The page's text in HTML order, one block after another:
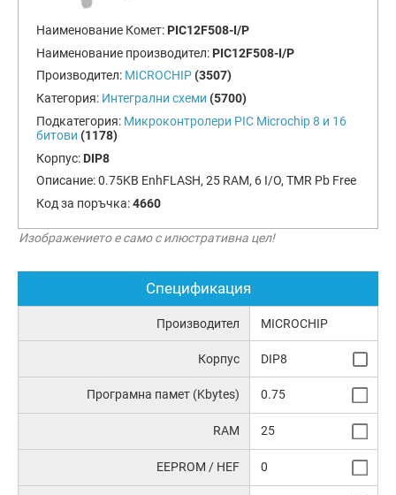
Наименование Комет: PIC12F508-I/P
Наименование производител: PIC12F508-I/P
Производител: MICROCHIP (3507)
Категория: Интегрални схеми (5700)
Подкатегория: Микроконтролери PIC Microchip 8 и 16
битови (1178)
Корпус: DIP8
Описание:0.75KB EnhFLASH, 25 RAM, 6 I/O, TMR Pb Free
Код за поръчка:4660
Изображението е само с илюстративна цел!
Спецификация
Производител MICROCHIP
Корпус DIP8
Програмна памет (Kbytes) 0.75
RAM 25
EEPROM / HEF 0